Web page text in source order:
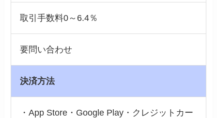
取引手数料0～6.4％
要問い合わせ
決済方法
・App Store・Google Play・クレジットカー